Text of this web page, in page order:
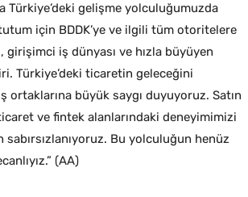
Türkiye’deki gelişme yolculuğumuzda
için BDDK’ye ve ilgili tüm otoritelere
iş dünyası ve hızla büyüyen
Türkiye’deki ticaretin geleceğini
büyük saygı duyuyoruz. Satın
ve fintek alanlarındaki deneyimimizi
Bu yolculuğun henüz
(AA)